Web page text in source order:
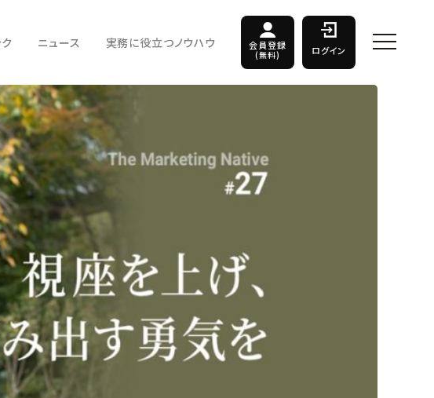
ニュース 実務に役立つノウハウ 会員登録
(無料) ログイン